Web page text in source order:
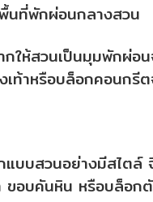
ที่พักผ่อนกลางสวน
กให้สวนเป็นมุมพักผ่อ
เท้าหรือบล็อกคอนกรี
แบบสวนอย่างมีสไตล์
ขอบคันหิน หรือบล็อก